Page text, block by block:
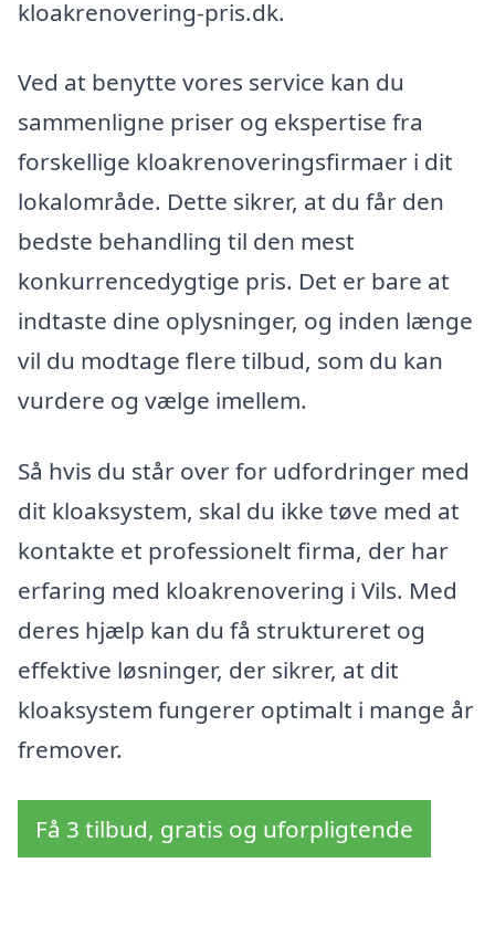
kloakrenovering-pris.dk.
Ved at benytte vores service kan du
sammenligne priser og ekspertise fra
forskellige kloakrenoveringsfirmaer i dit
lokalområde. Dette sikrer, at du får den
bedste behandling til den mest
konkurrencedygtige pris. Det er bare at
indtaste dine oplysninger, og inden længe
vil du modtage flere tilbud, som du kan
vurdere og vælge imellem.
Så hvis du står over for udfordringer med
dit kloaksystem, skal du ikke tøve med at
kontakte et professionelt firma, der har
erfaring med kloakrenovering i Vils. Med
deres hjælp kan du få struktureret og
effektive løsninger, der sikrer, at dit
kloaksystem fungerer optimalt i mange år
fremover.
Få 3 tilbud, gratis og uforpligtende